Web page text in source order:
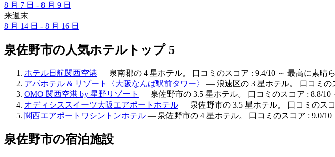
8 月 7 日 - 8 月 9 日
来週末
8 月 14 日 - 8 月 16 日
泉佐野市の人気ホテルトップ 5
ホテル日航関西空港 — 泉南郡の 4 星ホテル。 口コミのスコア : 9.4/10 ～ 最高に素晴ら
アパホテル & リゾート〈大阪なんば駅前タワー〉
— 浪速区の 3 星ホテル。 口コミの
OMO 関西空港 by 星野リゾート — 泉佐野市の 3.5 星ホテル。 口コミのスコア : 8.8/10
オディシススイーツ大阪エアポートホテル — 泉佐野市の 3.5 星ホテル。 口コミのス
関西エアポートワシントンホテル — 泉佐野市の 4 星ホテル。 口コミのスコア : 9.0/10
泉佐野市の宿泊施設